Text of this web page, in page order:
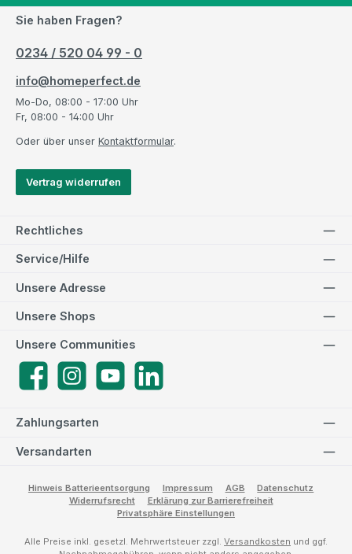
Sie haben Fragen?
0234 / 520 04 99 - 0
info@homeperfect.de
Mo-Do, 08:00 - 17:00 Uhr
Fr, 08:00 - 14:00 Uhr
Oder über unser Kontaktformular.
Vertrag widerrufen
Rechtliches
Service/Hilfe
Zahlungsarten
Versandarten
Unsere Adresse
Unsere Communities
FacebookInstagramYouTube
Unsere Shops
Hinweis Batterieentsorgung Impressum AGB
Datenschutz
Widerrufsrecht
Erklärung zur Barrierefreiheit
Privatsphäre Einstellungen
Alle Preise inkl. gesetzl. Mehrwertsteuer zzgl. Versandkosten und ggf.